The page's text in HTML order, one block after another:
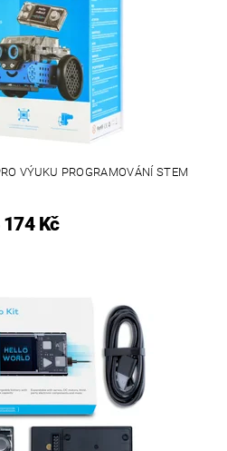
VÝUKU PROGRAMOVÁNÍ STEM
174 Kč